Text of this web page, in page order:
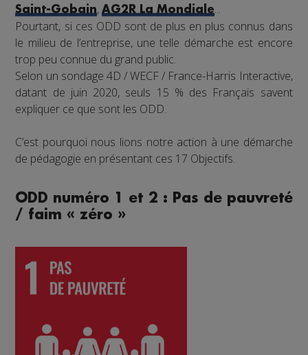
Saint-Gobain,AG2R La Mondiale...
Pourtant, si ces ODD sont de plus en plus connus dans
le milieu de l’entreprise, une telle démarche est encore
trop peu connue du grand public.
Selon un sondage 4D / WECF / France-Harris Interactive,
datant de juin 2020, seuls 15 % des Français savent
expliquer ce que sont les ODD.
C’est pourquoi nous lions notre action à une démarche
de pédagogie en présentant ces 17 Objectifs.
ODD numéro 1 et 2 : Pas de pauvreté
/ faim « zéro »